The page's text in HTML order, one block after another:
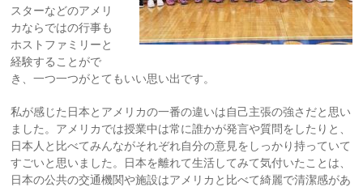
スターなどのアメリ
カならではの行事も
ホストファミリーと
経験することがで
き、一つ一つがとてもいい思い出です。
私が感じた日本とアメリカの一番の違いは自己主張の強さだと思い
ました。アメリカでは授業中は常に誰かが発言や質問をしたりと、
日本人と比べてみんながそれぞれ自分の意見をしっかり持っていて
すごいと思いました。日本を離れて生活してみて気付いたことは、
日本の公共の交通機関や施設はアメリカと比べて綺麗で清潔感があ